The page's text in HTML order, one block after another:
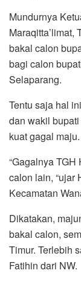
Mundurnya
bakal calon
bagi calon
Selaparang.
Tentu saja hal
dan wakil
kuat gagal maju.
“Gagalnya
calon lain, “ujar
Kecamatan
Dikatakan,
bakal calon,
Timur. Terlebih
Fatihin dari NW.